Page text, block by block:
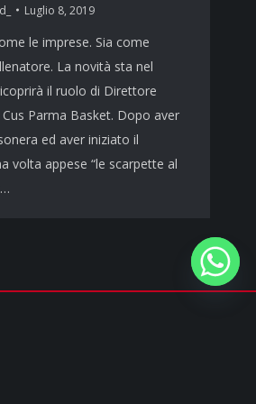
Luglio 8, 2019
le imprese. Sia come
La novità sta nel
il ruolo di Direttore
Parma Basket. Dopo aver
ed aver iniziato il
volta appese “le scarpette al